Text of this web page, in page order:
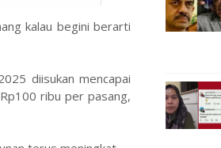
kalau begini berarti
diisukan mencapai
ribu per pasang,